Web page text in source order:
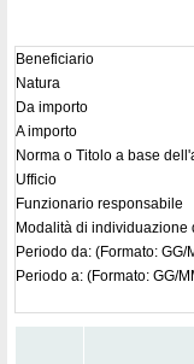
Beneficiario
Natura
Da importo
A importo
Norma o Titolo a base
Ufficio
Funzionario responsabile
Modalità di
Periodo da: (Formato: GG/
Periodo a: (Formato: GG/